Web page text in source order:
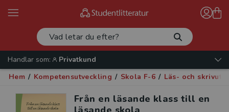
Handlar som:
Privatkund
Hem / Kompetensutveckling / Skola F-6 / Läs- och
Från en läsande klass till en